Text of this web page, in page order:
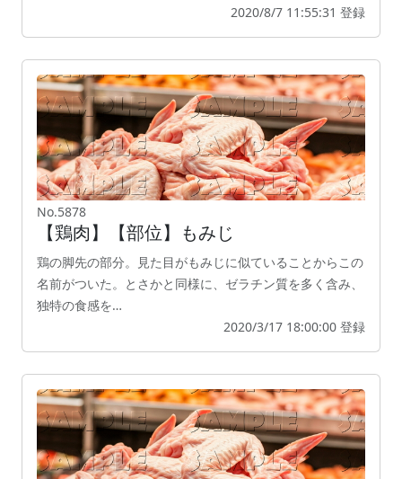
2020/8/7 11:55:31 登録
No.5878
【鶏肉】【部位】もみじ
鶏の脚先の部分。見た目がもみじに似ていることからこの
名前がついた。とさかと同様に、ゼラチン質を多く含み、
独特の食感を…
2020/3/17 18:00:00 登録